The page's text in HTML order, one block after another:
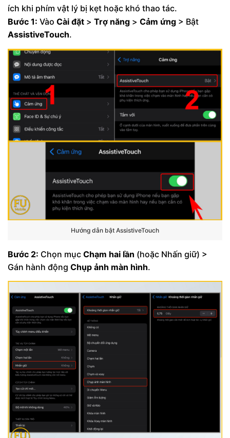
ích khi phím vật lý bị kẹt hoặc khó thao tác.
Bước 1: Vào Cài đặt > Trợ năng > Cảm ứng > Bật
AssistiveTouch.
Hướng dẫn bật AssistiveTouch
Bước 2: Chọn mục Chạm hai lần (hoặc Nhấn giữ) >
Gán hành động Chụp ảnh màn hình.